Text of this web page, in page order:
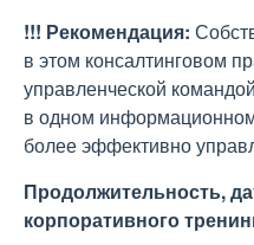
!!! Рекомендация:
в этом консалтинговом
управленческой
в одном
более эффективно
Продолжительность,
корпоративного